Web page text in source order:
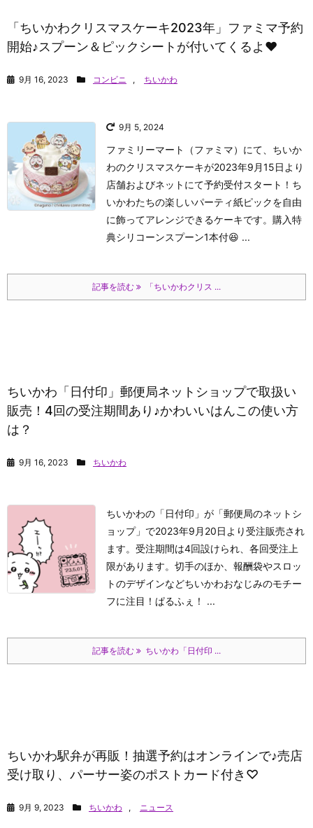
「ちいかわクリスマスケーキ2023年」ファミマ予約
開始♪スプーン＆ピックシートが付いてくるよ❤️
9月 16, 2023 コンビニ , ちいかわ
9月 5, 2024
ファミリーマート（ファミマ）にて、ちいか
わのクリスマスケーキが2023年9月15日より
店舗およびネットにて予約受付スタート！ち
いかわたちの楽しいパーティ紙ピックを自由
に飾ってアレンジできるケーキです。購入特
典シリコーンスプーン1本付😆 ...
記事を読む 「ちいかわクリス ...
ちいかわ「日付印」郵便局ネットショップで取扱い
販売！4回の受注期間あり♪かわいいはんこの使い方
は？
9月 16, 2023 ちいかわ
ちいかわの「日付印」が「郵便局のネットシ
ョップ」で2023年9月20日より受注販売され
ます。受注期間は4回設けられ、各回受注上
限があります。切手のほか、報酬袋やスロッ
トのデザインなどちいかわおなじみのモチー
フに注目！ぱるふぇ！ ...
記事を読む ちいかわ「日付印 ...
ちいかわ駅弁が再販！抽選予約はオンラインで♪売店
受け取り、パーサー姿のポストカード付き♡
9月 9, 2023 ちいかわ , ニュース